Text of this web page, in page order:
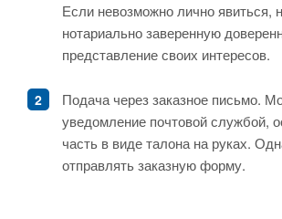
Если невозможно лично явиться,
нотариально заверенную
представление своих интересов.
Подача через заказное письмо.
уведомление почтовой службой,
часть в виде талона на руках.
отправлять заказную форму.